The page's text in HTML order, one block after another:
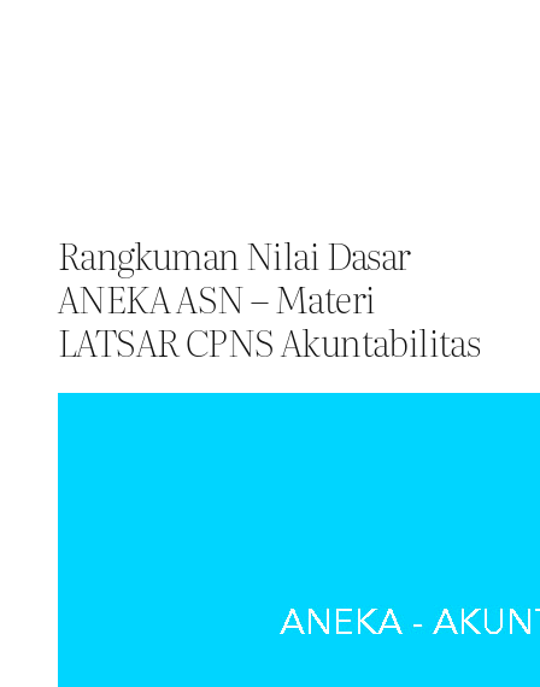
Rangkuman Nilai Dasar
ANEKA ASN – Materi
LATSAR CPNS Akuntabilitas